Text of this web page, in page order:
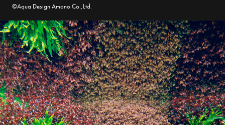
©Aqua Design Amano Co.,Ltd.